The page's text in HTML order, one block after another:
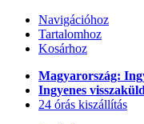
Navigációhoz
Tartalomhoz
Kosárhoz
Magyarország:
Ingyenes
24 órás kiszállítás